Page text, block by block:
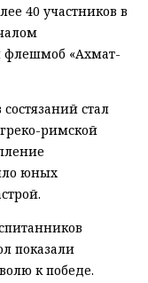
40 участников в
флешмоб «Ахмат-
стал
римской
юных
показали
к победе.